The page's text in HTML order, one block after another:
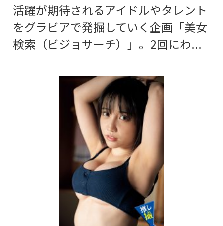
活躍が期待されるアイドルやタレント
をグラビアで発掘していく企画「美女
検索（ビジョサーチ）」。2回にわ...